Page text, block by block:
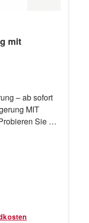
mit
– ab sofort
MIT
Sie es